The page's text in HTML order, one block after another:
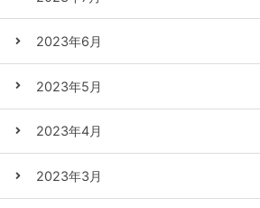
2023年6月
2023年5月
2023年4月
2023年3月